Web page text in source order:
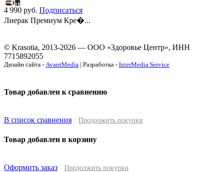
4 990 руб. Подписаться
Лиерак Премиум Кре�...
© Krasotia, 2013-2026 — ООО «Здоровье Центр», ИНН
7715892055
Дизайн сайта - AvantMedia | Разработка - InterMedia Service
Товар добавлен к сравнению
В список сравнения Продолжить покупки
Товар добавлен в корзину
Оформить заказ Продолжить покупки